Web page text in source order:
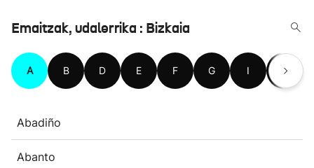
Emaitzak, udalerrika : Bizkaia
A B D E F G I J
Abadiño
Abanto